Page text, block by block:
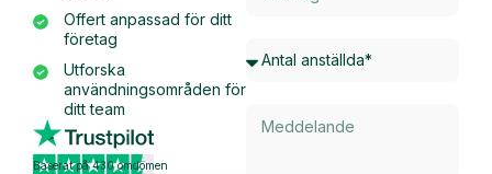
Offert anpassad för ditt
företag
Utforska
användningsområden för
ditt team
Baserat på 430 omdömen